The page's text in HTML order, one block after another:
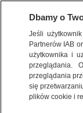
BIZNES
ZE ŚWIATA
Dbamy o
Jeśli
Partnerów IAB
użytkownika i
przeglądania.
przeglądania
się
plików cookie i